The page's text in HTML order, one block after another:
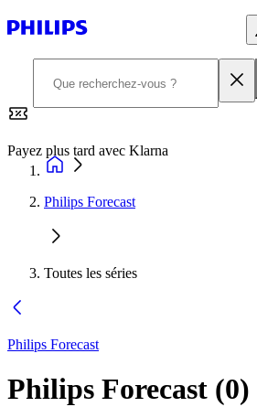
Payez plus tard avec Klarna
Philips Forecast
Toutes les séries
Philips Forecast
Philips Forecast (0)